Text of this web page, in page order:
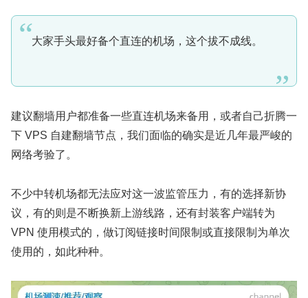
大家手头最好备个直连的机场，这个拔不成线。
建议翻墙用户都准备一些直连机场来备用，或者自己折腾一
下 VPS 自建翻墙节点，我们面临的确实是近几年最严峻的
网络考验了。
不少中转机场都无法应对这一波监管压力，有的选择新协
议，有的则是不断换新上游线路，还有封装客户端转为
VPN 使用模式的，做订阅链接时间限制或直接限制为单次
使用的，如此种种。